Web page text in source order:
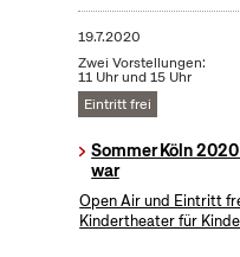
19.7.2020
Zwei Vorstellungen:
11 Uhr und 15 Uhr
Eintritt frei
Sommer Köln
war
Open Air und Eintritt
Kindertheater für